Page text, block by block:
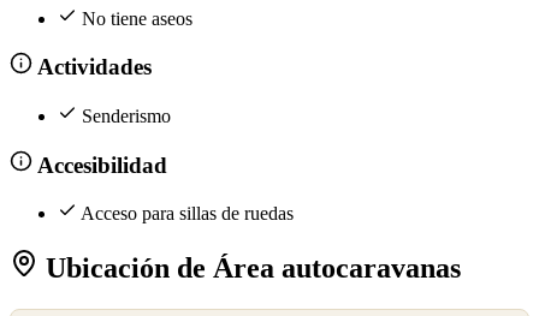
No tiene aseos
Actividades
Senderismo
Accesibilidad
Acceso para sillas de ruedas
Ubicación de Área autocaravanas